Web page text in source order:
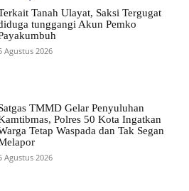
Tanah Ulayat, Saksi Tergugat
tunggangi Akun Pemko
Agustus 2026
TMMD Gelar Penyuluhan
Polres 50 Kota Ingatkan
Tetap Waspada dan Tak Segan
Agustus 2026